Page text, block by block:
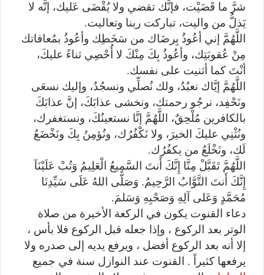
شرَّ ما قَضَيْت، فإنَّك تقضي ولا يُقْضَى عَليك، إنَّه لا
يَذلُّ من واليت، تباركت ربنا وتعاليت.
اللَّهُمَّ إني أعُوذُ بِرضَاك من سَخَطِك وأعُوذُ بمُعافاتك
مِنْ عُقوبَتِك، وأعُوذُ بِكَ مِنْكَ لا أُحْصِي ثناءً عليكَ،
أنْتَ كما أثنيت على نفسك.
اللَّهُمَّ إيَّاك نعبُدُ، ولك نُصلِّي ونسجُدُ، وإليك نسعَى
ونَحْفِد، نرجُو رحمتك، ونخشى عذابَكَ، إنَّ عذابَكَ
بالكافرين مُلْحِقٌ، اللَّهُمَّ إنَّا نستعينُكَ، ونستغفرك،
ونُثْنِي عليكَ الخيرَ، ولا نَكْفُرُك، ونُؤمِنُ بِكَ ونَخْضَعُ
لَك، ونَخْلَعُ من يكفُرُك.
اللَّهُمَّ تَقَبَّلْ مِنَّا إِنَّكَ أَنتَ السَّمِيعُ الْعَلِيمُ وَتُبْ عَلَيْنَآ
إِنَّكَ أَنتَ التَّوَّابُ الرَّحِيمُ. وَصَلَّى اللهُ عَلَى سَيِّدِنَا
مُحَمَّدٍ وَعَلى آلِهِ وَصَحْبِهِ وَسَلمَ.
دعاء القنوت يكون في الركعة الأخيرة من صلاة
الوتر بعد الركوع ، وإذا جعله قبل الركوع فلا بأس ،
إلا أنه بعد الركوع أفضل ، ويرفع يديه إلى صدره ولا
يرفعها كثيراً . القنوت عند النوازل سنة في جميع